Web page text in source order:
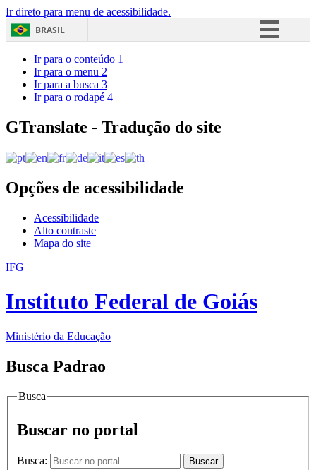
Ir direto para menu de acessibilidade.
BRASIL
Acesso à informação
Ir para o conteúdo 1
Ir para o menu 2
Ir para a busca 3
Ir para o rodapé 4
GTranslate - Tradução do site
Opções de acessibilidade
Acessibilidade
Alto contraste
Mapa do site
IFG
Instituto Federal de Goiás
Ministério da Educação
Busca Padrao
Busca
Buscar no portal
Busca: Buscar